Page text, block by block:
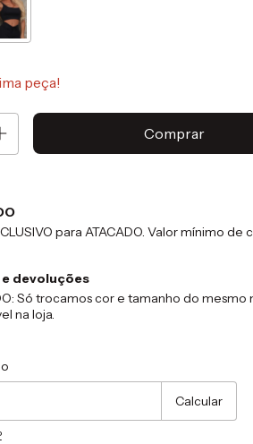
peça!
para ATACADO. Valor mínimo de
devoluções
Só trocamos cor e tamanho do mesmo
na loja.
Calcular